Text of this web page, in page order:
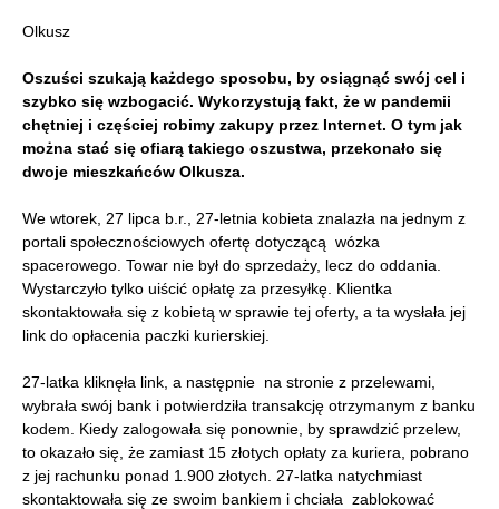
Olkusz
Oszuści szukają każdego sposobu, by osiągnąć swój cel i
szybko się wzbogacić. Wykorzystują fakt, że w pandemii
chętniej i częściej robimy zakupy przez Internet. O tym jak
można stać się ofiarą takiego oszustwa, przekonało się
dwoje mieszkańców Olkusza.
We wtorek, 27 lipca b.r., 27-letnia kobieta znalazła na jednym z
portali społecznościowych ofertę dotyczącą wózka
spacerowego. Towar nie był do sprzedaży, lecz do oddania.
Wystarczyło tylko uiścić opłatę za przesyłkę. Klientka
skontaktowała się z kobietą w sprawie tej oferty, a ta wysłała jej
link do opłacenia paczki kurierskiej.
27-latka kliknęła link, a następnie na stronie z przelewami,
wybrała swój bank i potwierdziła transakcję otrzymanym z banku
kodem. Kiedy zalogowała się ponownie, by sprawdzić przelew,
to okazało się, że zamiast 15 złotych opłaty za kuriera, pobrano
z jej rachunku ponad 1.900 złotych. 27-latka natychmiast
skontaktowała się ze swoim bankiem i chciała zablokować